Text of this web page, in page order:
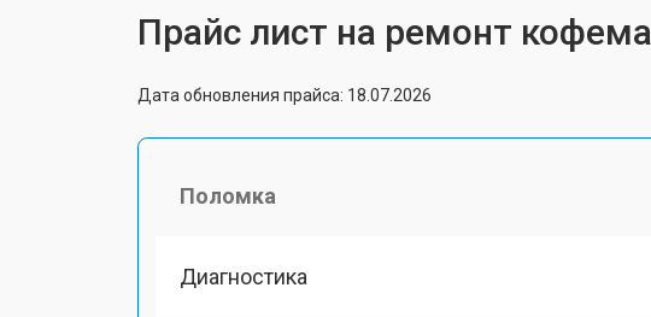
Прайс лист на ремонт
Дата обновления прайса: 18.07.2026
Поломка
Диагностика